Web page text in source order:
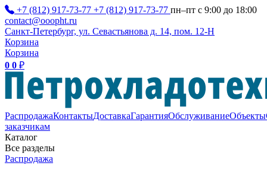
+7 (812) 917-73-77 +7 (812) 917-73-77 пн–пт с 9:00 до 18:00
contact@ooopht.ru
Санкт-Петербург, ул. Севастьянова д. 14, пом. 12-Н
Корзина
Корзина
0 0 ₽
РаспродажаКонтактыДоставкаГарантияОбслуживаниеОбъекты
заказчикам
Каталог
Все разделы
Распродажа